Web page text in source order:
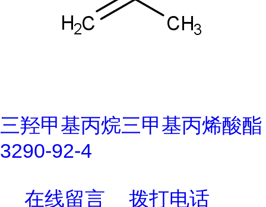
三羟甲基丙烷三甲基丙烯酸酯
3290-92-4
在线留言 拨打电话